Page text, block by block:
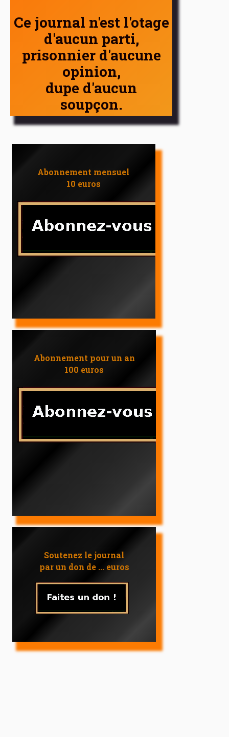
Ce journal n'est l'otage
d'aucun parti,
prisonnier d'aucune
opinion,
dupe d'aucun
soupçon.
Abonnement mensuel
10 euros
Abonnement pour un an
100 euros
Soutenez le journal
par un don de ... euros